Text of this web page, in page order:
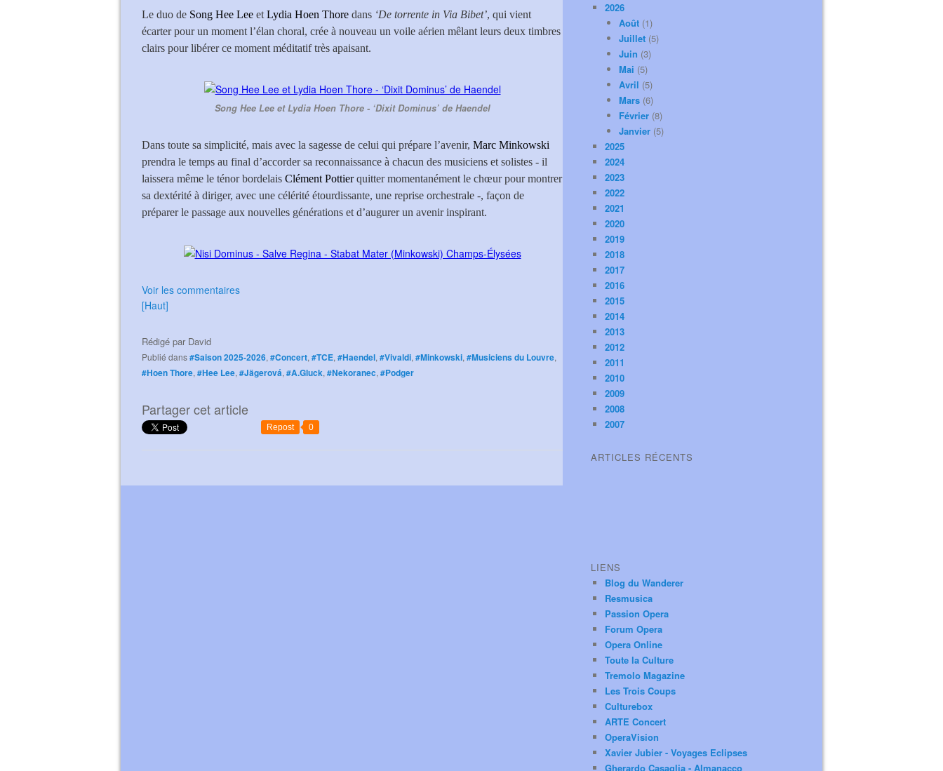
Le duo de Song Hee Lee et Lydia Hoen Thore dans ‘De torrente in Via Bibet’, qui vient
écarter pour un moment l’élan choral, crée à nouveau un voile aérien mêlant leurs deux timbres
clairs pour libérer ce moment méditatif très apaisant.
Song Hee Lee et Lydia Hoen Thore - ‘Dixit Dominus’ de Haendel
Dans toute sa simplicité, mais avec la sagesse de celui qui prépare l’avenir, Marc Minkowski
prendra le temps au final d’accorder sa reconnaissance à chacun des musiciens et solistes - il
laissera même le ténor bordelais Clément Pottierquitter momentanément le chœur pour montrer
sa dextérité à diriger, avec une célérité étourdissante, une reprise orchestrale -, façon de
préparer le passage aux nouvelles générations et d’augurer un avenir inspirant.
Voir les commentaires
[Haut]
Rédigé par David
Publié dans#Saison 2025-2026, #Concert, #TCE, #Haendel, #Vivaldi, #Minkowski, #Musiciens du Louvre,
#Hoen Thore, #Hee Lee, #Jägerová, #A.Gluck, #Nekoranec, #Podger
Partager cet article
Repost 0
2026
Août (1)
Juillet (5)
Juin (3)
Mai (5)
Avril (5)
Mars (6)
Février (8)
Janvier (5)
2025
2024
2023
2022
2021
2020
2019
2018
2017
2016
2015
2014
2013
2012
2011
2010
2009
2008
2007
ARTICLES RÉCENTS
LIENS
Blog du Wanderer
Resmusica
Passion Opera
Forum Opera
Opera Online
Toute la Culture
Tremolo Magazine
Les Trois Coups
Culturebox
ARTE Concert
OperaVision
Xavier Jubier - Voyages Eclipses
Gherardo Casaglia - Almanacco